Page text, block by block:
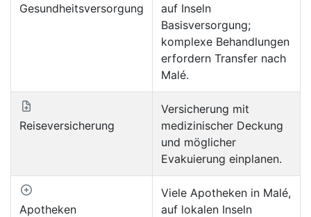
Gesundheitsversorgung
auf Inseln
Basisversorgung;
komplexe Behandlungen
erfordern Transfer nach
Malé.
Reiseversicherung
Versicherung mit
medizinischer Deckung
und möglicher
Evakuierung einplanen.
Apotheken
Viele Apotheken in Malé,
auf lokalen Inseln